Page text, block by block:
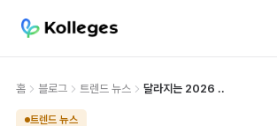
홈 블로그 트렌드 뉴스 달라지는 2026 ..
트렌드 뉴스